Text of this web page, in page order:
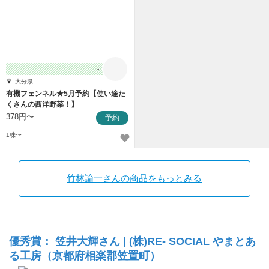
-
大分県-
有機フェンネル★5月予約【使い途た
くさんの西洋野菜！】
378円〜 予約
1株〜
竹林諭一さんの商品をもっとみる
優秀賞： 笠井大輝さん | (株)RE- SOCIAL やまとあ
る工房（京都府相楽郡笠置町）